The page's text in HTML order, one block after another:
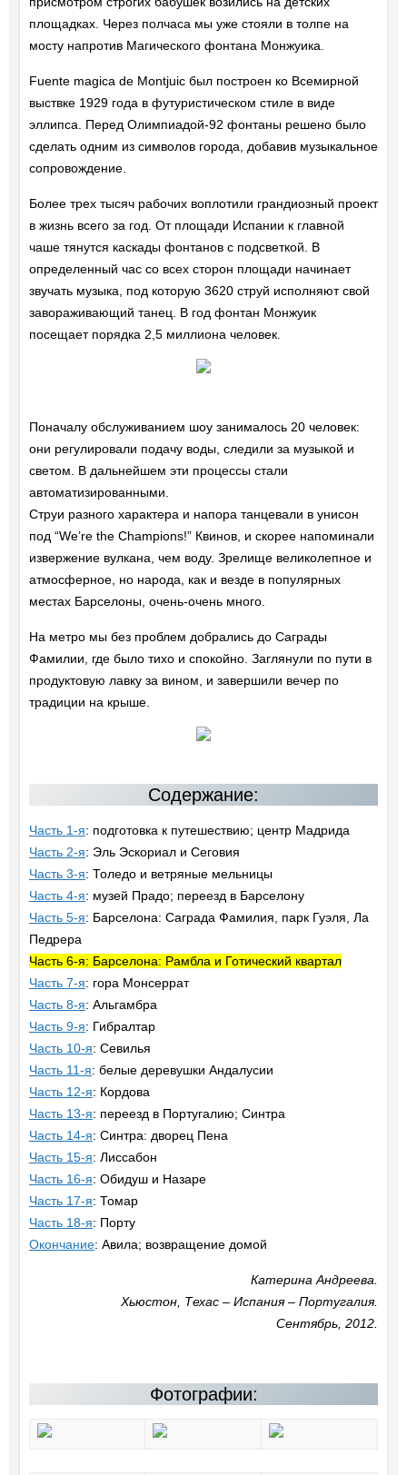
площадках. Через полчаса мы уже стояли в толпе на
мосту напротив Магического фонтана Монжуика.
Fuente magica de Montjuic был построен ко Всемирной
выствке 1929 года в футуристическом стиле в виде
эллипса. Перед Олимпиадой-92 фонтаны решено было
сделать одним из символов города, добавив музыкальное
сопровождение.
Более трех тысяч рабочих воплотили грандиозный проект
в жизнь всего за год. От площади Испании к главной
чаше тянутся каскады фонтанов с подсветкой. В
определенный час со всех сторон площади начинает
звучать музыка, под которую 3620 струй исполняют свой
завораживающий танец. В год фонтан Монжуик
посещает порядка 2,5 миллиона человек.
Поначалу обслуживанием шоу занималось 20 человек:
они регулировали подачу воды, следили за музыкой и
светом. В дальнейшем эти процессы стали
автоматизированными.
Струи разного характера и напора танцевали в унисон
под “We’re the Champions!” Квинов, и скорее напоминали
извержение вулкана, чем воду. Зрелище великолепное и
атмосферное, но народа, как и везде в популярных
местах Барселоны, очень-очень много.
На метро мы без проблем добрались до Саграды
Фамилии, где было тихо и спокойно. Заглянули по пути в
продуктовую лавку за вином, и завершили вечер по
традиции на крыше.
Содержание:
Часть 1-я: подготовка к путешествию; центр Мадрида
Часть 2-я: Эль Эскориал и Сеговия
Часть 3-я: Толедо и ветряные мельницы
Часть 4-я: музей Прадо; переезд в Барселону
Часть 5-я: Барселона: Саграда Фамилия, парк Гуэля, Ла
Педрера
Часть 6-я: Барселона: Рамбла и Готический квартал
Часть 7-я: гора Монсеррат
Часть 8-я: Альгамбра
Часть 9-я: Гибралтар
Часть 10-я: Севилья
Часть 11-я: белые деревушки Андалусии
Часть 12-я: Кордова
Часть 13-я: переезд в Португалию; Синтра
Часть 14-я: Синтра: дворец Пена
Часть 15-я: Лиссабон
Часть 16-я: Обидуш и Назаре
Часть 17-я: Томар
Часть 18-я: Порту
Окончание: Авила; возвращение домой
Катерина Андреева.
Хьюстон, Техас – Испания – Португалия.
Сентябрь, 2012.
Фотографии: